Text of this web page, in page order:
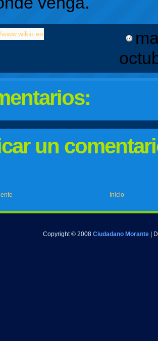
un
Inicio
Copyright © 2008 Ciudadano Morante |